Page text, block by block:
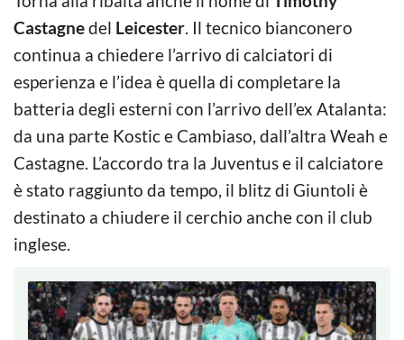
Castagnedel Leicester. Il tecnico bianconero
continua a chiedere l’arrivo di calciatori di
esperienza e l’idea è quella di completare la
batteria degli esterni con l’arrivo dell’ex Atalanta:
da una parte Kostic e Cambiaso, dall’altra Weah e
Castagne. L’accordo tra la Juventus e il calciatore
è stato raggiunto da tempo, il blitz di Giuntoli è
destinato a chiudere il cerchio anche con il club
inglese.